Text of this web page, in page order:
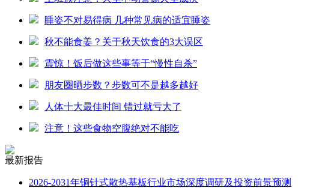
睡姿不对易得病 几种常见病的适宜睡姿
秋不能食姜？关于秋天饮食的3大误区
震惊！饭后做这些事等于“慢性自杀”
朋友圈晒步数？步数可不是越多越好
人体十大最佳时间 错过就亏大了
注意！这些食物空腹绝对不能吃
最新报告
2026-2031年铜针式散热基板行业市场深度调研及投资前景预测